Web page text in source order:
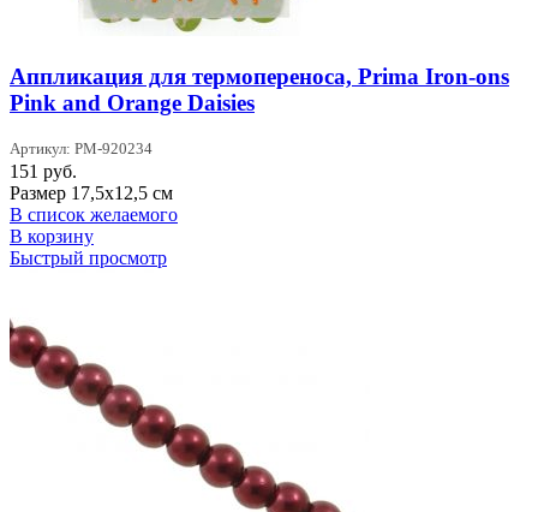
Аппликация для термопереноса, Prima Iron-ons
Pink and Orange Daisies
Артикул: PM-920234
151 руб.
Размер 17,5х12,5 см
В список желаемого
В корзину
Быстрый просмотр